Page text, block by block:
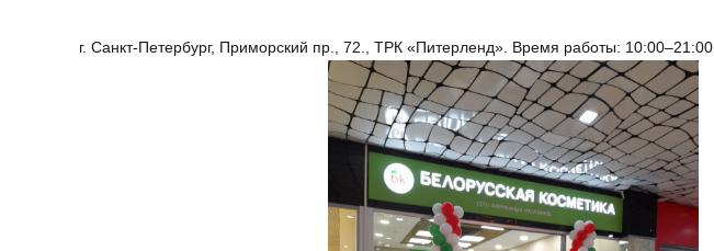
г. Санкт-Петербург, Приморский пр., 72., ТРК «Питерленд». Время работы: 10:00–21:00.